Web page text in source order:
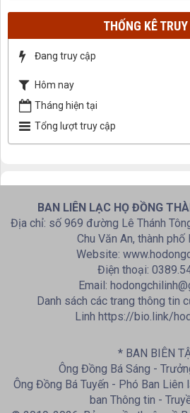
THỐNG KÊ
Đang truy cập
Hôm nay
Tháng hiện tại
Tổng lượt truy cập
BAN LIÊN LẠC HỌ ĐỒNG
Địa chỉ: số 969 đường Lê Thánh
Chu Văn An, thành phố
Website:
Điện thoại:
Email:
Danh sách các trang thông tin
Linh https://bio.link/
* BAN BIÊN
Ông Đồng Bá Sáng -
Ông Đồng Bá Tuyến - Phó Ban Liên
ban Thông tin -